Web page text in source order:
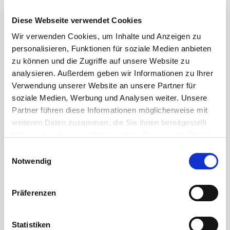
Diese Webseite verwendet Cookies
Wir verwenden Cookies, um Inhalte und Anzeigen zu
personalisieren, Funktionen für soziale Medien anbieten
zu können und die Zugriffe auf unsere Website zu
analysieren. Außerdem geben wir Informationen zu Ihrer
Verwendung unserer Website an unsere Partner für
soziale Medien, Werbung und Analysen weiter. Unsere
Partner führen diese Informationen möglicherweise mit
weiteren Daten zusammen, die Sie ihnen bereitgestellt
Notwendig
Präferenzen
Statistiken
DETAIL
flip_to_front star_border
Zahlen/Daten/Fakten